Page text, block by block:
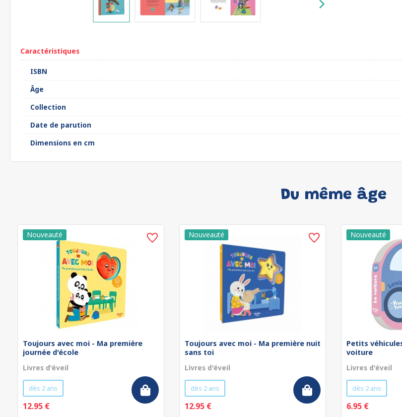
Caractéristiques
ISBN
Âge
Collection
Date de parution
Dimensions en cm
Du même âge
Toujours avec moi - Ma première
journée d'école
Livres d'éveil
dès 2 ans
12.95 €
Toujours avec moi - Ma première nuit
sans toi
Livres d'éveil
dès 2 ans
12.95 €
Petits
voiture
Livres d'éveil
dès 2 ans
6.95 €